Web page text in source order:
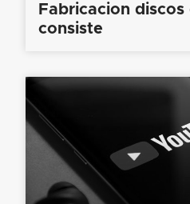
Fabricacion
consiste